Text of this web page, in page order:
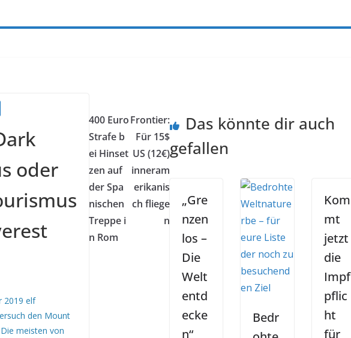
oder
2019 elf
den Mount
meisten von
400 Euro
Strafe b
ei Hinset
zen auf
der Spa
nischen
Treppe i
n Rom
Frontier:
Für 15$
US (12€)
inneram
erikanis
ch fliege
n
Das könnte dir auch
gefallen
„Gre
nzen
los –
Die
Welt
entd
ecke
n“
Bedr
Kom
mt
jetzt
die
Impf
pflic
ht
für